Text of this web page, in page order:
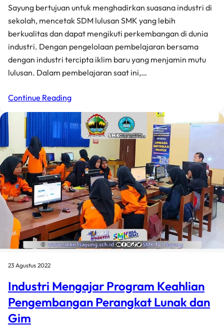
Sayung bertujuan untuk menghadirkan suasana industri di
sekolah, mencetak SDM lulusan SMK yang lebih
berkualitas dan dapat mengikuti perkembangan di dunia
industri. Dengan pengelolaan pembelajaran bersama
dengan industri tercipta iklim baru yang menjamin mutu
lulusan. Dalam pembelajaran saat ini,…
Continue Reading
23 Agustus 2022
Industri Mengajar Program Keahlian
Pengembangan Perangkat Lunak dan
Gim